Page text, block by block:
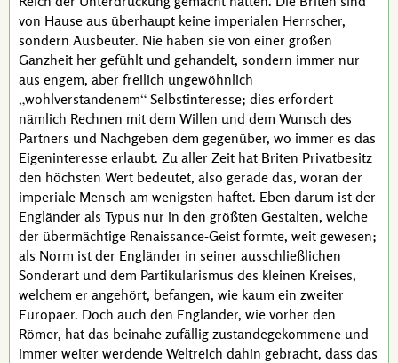
von Hause aus überhaupt keine imperialen Herrscher,
sondern Ausbeuter. Nie haben sie von einer großen
Ganzheit her gefühlt und gehandelt, sondern immer nur
aus engem, aber freilich ungewöhnlich
wohlverstandenem Selbstinteresse; dies erfordert
nämlich Rechnen mit dem Willen und dem Wunsch des
Partners und Nachgeben dem gegenüber, wo immer es das
Eigeninteresse erlaubt. Zu aller Zeit hat Briten Privatbesitz
den höchsten Wert bedeutet, also gerade das, woran der
imperiale Mensch am wenigsten haftet. Eben darum ist der
Engländer als Typus nur in den größten Gestalten, welche
der übermächtige Renaissance-Geist formte, weit gewesen;
als Norm ist der Engländer in seiner ausschließlichen
Sonderart und dem Partikularismus des kleinen Kreises,
welchem er angehört, befangen, wie kaum ein zweiter
Europäer. Doch auch den Engländer, wie vorher den
Römer, hat das beinahe zufällig zustandegekommene und
immer weiter werdende Weltreich dahin gebracht, dass das